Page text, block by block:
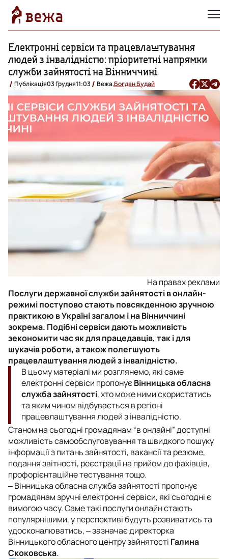
Електронні сервіси та працевлаштування
людей з інвалідністю: пріоритетні напрямки
служби зайнятості на Вінниччині
Публікація03 Грудня11:03 Вежа,Богдан Будай
На правах реклами
Послуги державної служби зайнятості в онлайн-
режимі поступово стають повсякденною зручною
практикою в Україні загалом і на Вінниччині
зокрема. Подібні сервіси дають можливість
зекономити час як для працедавців, так і для
шукачів роботи, а також полегшують
працевлаштування людей з інвалідністю.
В цьому матеріалі ми розглянемо, які саме
електронні сервіси пропонуєВінницька обласна
служба зайнятості, хто може ними скористатись
та яким чином відбувається в регіоні
працевлаштування людей з інвалідністю.
Станом на сьогодні громадянам “в онлайні” доступні
можливість самообслуговування та швидкого пошуку
інформації з питань зайнятості, вакансії та резюме,
подання звітності, реєстрації на прийом до фахівців,
профорієнтаційне тестування тощо.
‒Вінницька обласна служба зайнятості пропонує
громадянам зручні електронні сервіси, які сьогодні є
вимогою часу. Саме такі послуги онлайн стають
популярнішими, у перспективі будуть розвиватись та
удосконалюватись, ‒ зазначає директорка
Вінницького обласного центру зайнятості Галина
Скоковська.